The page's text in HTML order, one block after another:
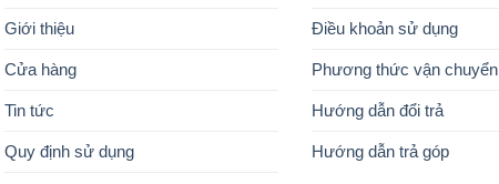
Giới thiệu
Cửa hàng
Tin tức
Quy định sử dụng
Điều khoản sử dụng
Phương thức vận chuyển
Hướng dẫn đổi trả
Hướng dẫn trả góp